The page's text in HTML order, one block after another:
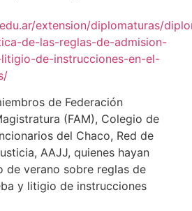
extension/diplomaturas/
de-las-reglas-de-admision-
de-instrucciones-en-el-
de Federación
(FAM), Colegio de
del Chaco, Red de
AAJJ, quienes hayan
de verano sobre reglas de
y litigio de instrucciones